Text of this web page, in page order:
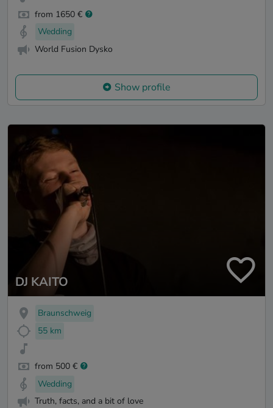
from 1650 €
Wedding
World Fusion Dysko
Show profile
DJ KAITO
Braunschweig
55 km
from 500 €
Wedding
Truth, facts, and a bit of love